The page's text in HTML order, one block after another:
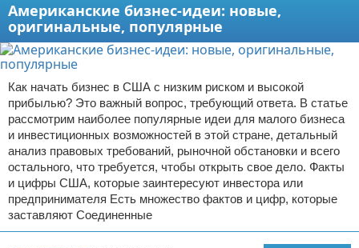
Американские бизнес-идеи: новые,
оригинальные, популярные
Как начать бизнес в США с низким риском и высокой
прибылью? Это важный вопрос, требующий ответа. В статье
рассмотрим наиболее популярные идеи для малого бизнеса
и инвестиционных возможностей в этой стране, детальный
анализ правовых требований, рыночной обстановки и всего
остального, что требуется, чтобы открыть свое дело. Факты
и цифры США, которые заинтересуют инвестора или
предпринимателя Есть множество фактов и цифр, которые
заставляют Соединенные